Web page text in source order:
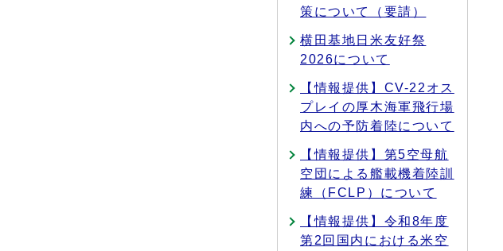
策について（要請）
横田基地日米友好祭
2026について
【情報提供】CV-22オス
プレイの厚木海軍飛行場
内への予防着陸について
【情報提供】第5空母航
空団による艦載機着陸訓
練（FCLP）について
【情報提供】令和8年度
第2回国内における米空